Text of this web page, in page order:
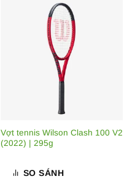
Vợt tennis Wilson Clash 100 V2
(2022) | 295g
SO SÁNH